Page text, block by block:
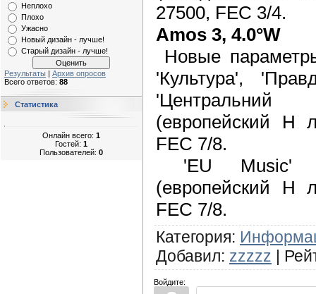
Неплохо
Плохо
Ужасно
Новый дизайн - лучше!
Старый дизайн - лучше!
Результаты | Архив опросов
Всего ответов: 88
Статистика
Онлайн всего: 1
Гостей: 1
Пользователей: 0
27500, FEC 3/4.
Amos 3, 4.0°W
Новые
'Культура',
(европейский H
FEC 7/8.
'EU Music'
(европейский H
FEC 7/8.
Категория:
Добавил: zzzzz |
Войдите: